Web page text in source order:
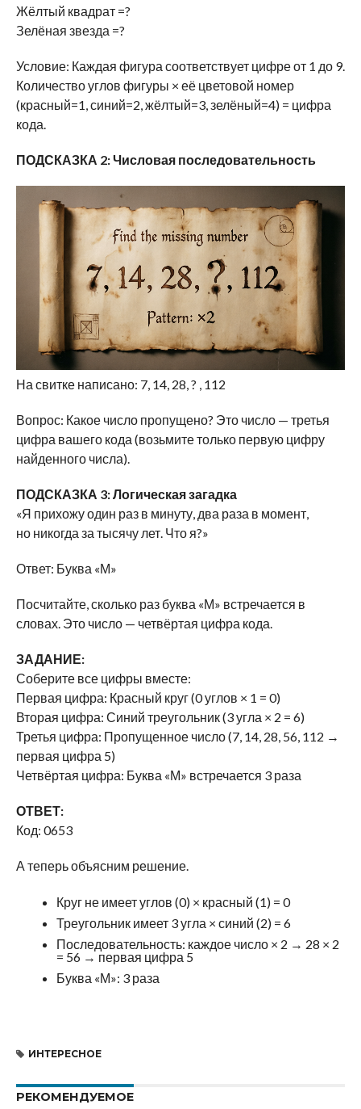
Жёлтый квадрат =?
Зелёная звезда =?
Условие: Каждая фигура соответствует цифре от 1 до 9.
Количество углов фигуры × её цветовой номер
(красный=1, синий=2, жёлтый=3, зелёный=4) = цифра
кода.
ПОДСКАЗКА 2: Числовая последовательность
На свитке написано: 7, 14, 28, ? , 112
Вопрос: Какое число пропущено? Это число — третья
цифра вашего кода (возьмите только первую цифру
найденного числа).
ПОДСКАЗКА 3: Логическая загадка
«Я прихожу один раз в минуту, два раза в момент,
но никогда за тысячу лет. Что я?»
Ответ: Буква «М»
Посчитайте, сколько раз буква «М» встречается в
словах. Это число — четвёртая цифра кода.
ЗАДАНИЕ:
Соберите все цифры вместе:
Первая цифра: Красный круг (0 углов × 1 = 0)
Вторая цифра: Синий треугольник (3 угла × 2 = 6)
Третья цифра: Пропущенное число (7, 14, 28, 56, 112 →
первая цифра 5)
Четвёртая цифра: Буква «М» встречается 3 раза
ОТВЕТ:
Код: 0653
А теперь объясним решение.
Круг не имеет углов (0) × красный (1) = 0
Треугольник имеет 3 угла × синий (2) = 6
Последовательность: каждое число × 2 → 28 × 2
= 56 → первая цифра 5
Буква «М»: 3 раза
ИНТЕРЕСНОЕ
РЕКОМЕНДУЕМОЕ